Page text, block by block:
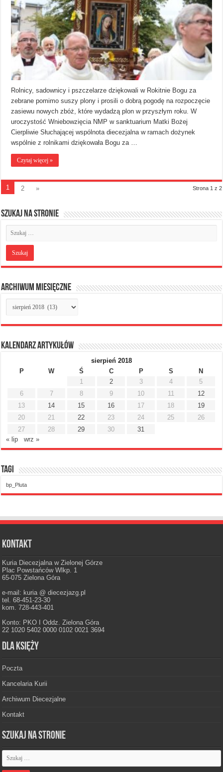
Rolnicy, sadownicy i pszczelarze dziękowali w Rokitnie Bogu za
zebrane pomimo suszy plony i prosili o dobrą pogodę na rozpoczęcie
zasiewu nowych zbóż, które wydadzą plon w przyszłym roku. W
uroczystość Wniebowzięcia NMP w sanktuarium Matki Bożej
Cierpliwie Słuchającej wspólnota diecezjalna w ramach dożynek
wspólnie z rolnikami dziękowała Bogu za …
Czytaj więcej »
Strona 1 z 2
1 2 »
Szukaj na stronie
Archiwum miesięczne
Archiwum
miesięczne
Kalendarz artykułów
sierpień 2018
P
W Ś C P S
N
1
2 3 4
5
6
7 8 9 10 11
12
13
14 15 16 17 18
19
20
21 22 23 24 25
26
27
28 29 30
31
« lip
wrz »
Tagi
bp_Pluta
Kontakt
Kuria Diecezjalna w Zielonej Górze
Plac Powstańców Wlkp. 1
65-075 Zielona Góra
e-mail: kuria @ diecezjazg.pl
tel. 68-451-23-30
kom. 728-443-401
Konto: PKO I Oddz. Zielona Góra
22 1020 5402 0000 0102 0021 3694
Dla księży
Poczta
Kancelaria Kurii
Archiwum Diecezjalne
Kontakt
Szukaj na stronie